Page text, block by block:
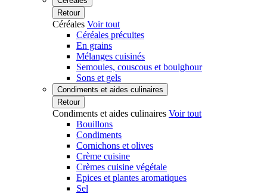
Retour
Céréales Voir tout
Céréales précuites
En grains
Mélanges cuisinés
Semoules, couscous et boulghour
Sons et gels
Condiments et aides culinaires
Retour
Condiments et aides culinaires Voir tout
Bouillons
Condiments
Cornichons et olives
Crème cuisine
Crèmes cuisine végétale
Epices et plantes aromatiques
Sel